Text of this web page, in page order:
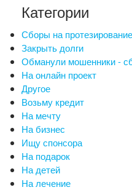
Категории
Сборы на протезирование
Закрыть долги
Обманули мошенники -
На онлайн проект
Другое
Возьму кредит
На мечту
На бизнес
Ищу спонсора
На подарок
На детей
На лечение